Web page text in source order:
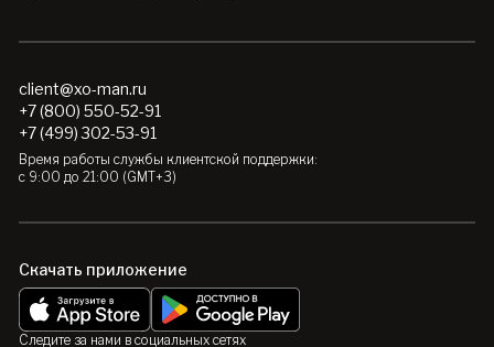
client@xo-man.ru
+7 (800) 550-52-91
+7 (499) 302-53-91
Время работы службы клиентской поддержки:
с 9:00 до 21:00 (GMT+3)
Скачать приложение
Следите за нами в социальных сетях